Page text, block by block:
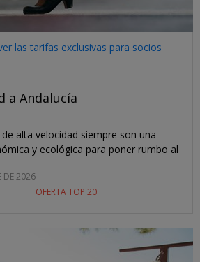
las tarifas exclusivas para socios
a Andalucía
alta velocidad siempre son una
y ecológica para poner rumbo al
DE 2026
OFERTA TOP 20